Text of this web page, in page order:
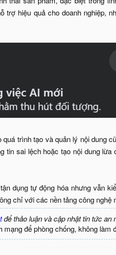
hiệu quả cho doanh nghiệp,
trình tạo và quản lý nội dung
tin sai lệch hoặc tạo nội dung
dụng tự động hóa nhưng vẫn
chỉ với các nền tảng công
để thảo luận và cập nhật tin tức an
mạng để phòng chống, không làm